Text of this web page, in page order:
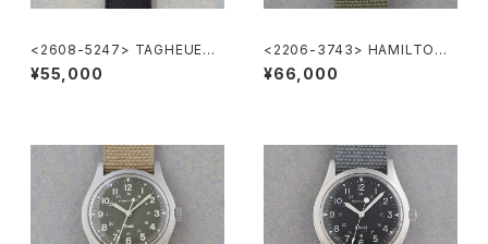
<2608-5247> TAGHEUER
FORMULA1
¥55,000
<2206-3743> HAMILTON
Khaki
¥66,000